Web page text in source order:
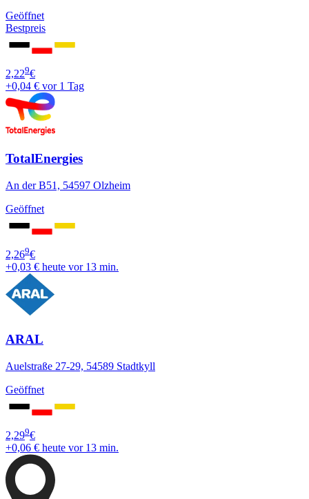
Geöffnet
Bestpreis
2,229€
+0,04 € vor 1 Tag
TotalEnergies
An der B51, 54597 Olzheim
Geöffnet
2,269€
+0,03 € heute vor 13 min.
ARAL
Auelstraße 27-29, 54589 Stadtkyll
Geöffnet
2,299€
+0,06 € heute vor 13 min.